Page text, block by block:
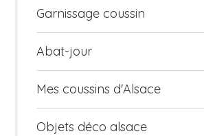
Garnissage coussin
Abat-jour
Mes coussins d'Alsace
Objets déco alsace